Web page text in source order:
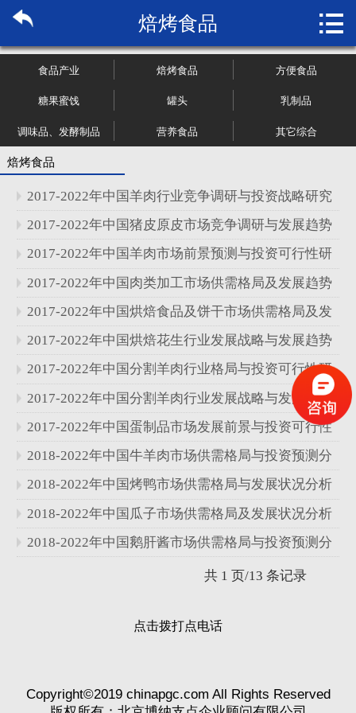
关于博纳
管理咨询
大数据
新闻资讯
加入我们
焙烤食品 
食品产业 焙烤食品 方便食品
糖果蜜饯 罐头 乳制品
调味品、发酵制品 营养食品 其它综合
焙烤食品
2017-2022年中国羊肉行业竞争调研与投资战略研究
报告
2017-2022年中国猪皮原皮市场竞争调研与发展趋势
分析报告
2017-2022年中国羊肉市场前景预测与投资可行性研
究报告
2017-2022年中国肉类加工市场供需格局及发展趋势
分析报告
2017-2022年中国烘焙食品及饼干市场供需格局及发
展趋势分析报告
2017-2022年中国烘焙花生行业发展战略与发展趋势
分析报告
2017-2022年中国分割羊肉行业格局与投资可行性研
究报告
2017-2022年中国分割羊肉行业发展战略与发展趋势
分析报告
2017-2022年中国蛋制品市场发展前景与投资可行性
研究报告
2018-2022年中国牛羊肉市场供需格局与投资预测分
析报告
2018-2022年中国烤鸭市场供需格局与发展状况分析
报告
2018-2022年中国瓜子市场供需格局及发展状况分析
报告
2018-2022年中国鹅肝酱市场供需格局与投资预测分
共 1 页/13 条记录
点击拨打点电话
Copyright©2019 chinapgc.com All Rights Reserved